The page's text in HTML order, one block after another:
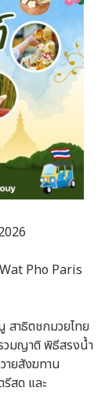
Pho Paris
สาธิตชกมวยไทย
วมญาติ พิธีสรงน้ำ
ยสังฆทาน
สด และ